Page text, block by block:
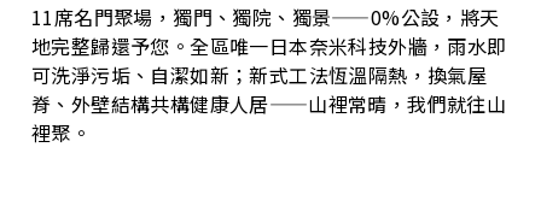
11席名門聚場，獨門、獨院、獨景——0%公設，將天
地完整歸還予您。全區唯一日本奈米科技外牆，雨水即
可洗淨污垢、自潔如新；新式工法恆溫隔熱，換氣屋
脊、外壁結構共構健康人居——山裡常晴，我們就往山
裡聚。